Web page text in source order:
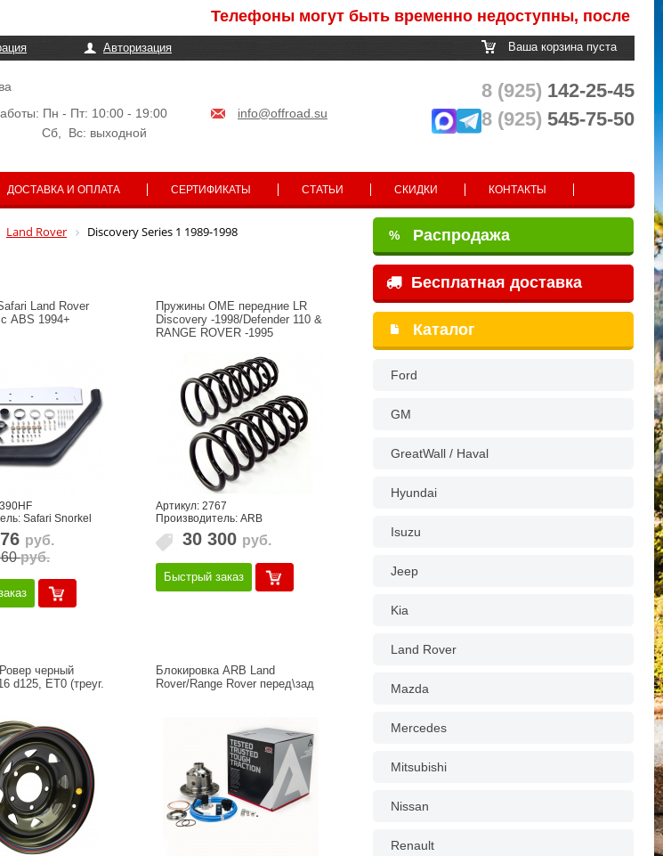
Телефоны могут быть временно недоступны, после обработки
Авторизация Ваша корзина пуста
Пн - Пт: 10:00 - 19:00
info@offroad.su
Сб, Вс: выходной
8 (925) 142-25-45
8 (925) 545-75-50
ДОСТАВКА И ОПЛАТА СЕРТИФИКАТЫ СТАТЬИ СКИДКИ КОНТАКТЫ
Land Rover Discovery Series 1 1989-1998
Land Rover
ABS 1994+
Safari Snorkel
руб.
руб.
Пружины OME передние LR
Discovery -1998/Defender 110 &
RANGE ROVER -1995
Артикул: 2767
Производитель: ARB
30 300 руб.
Быстрый заказ
черный
d125, ET0 (треуг.
Блокировка ARB Land
Rover/Range Rover перед\зад
% Распродажа
Бесплатная доставка
Каталог
Ford
GM
GreatWall / Haval
Hyundai
Isuzu
Jeep
Kia
Land Rover
Mazda
Mercedes
Mitsubishi
Nissan
Renault